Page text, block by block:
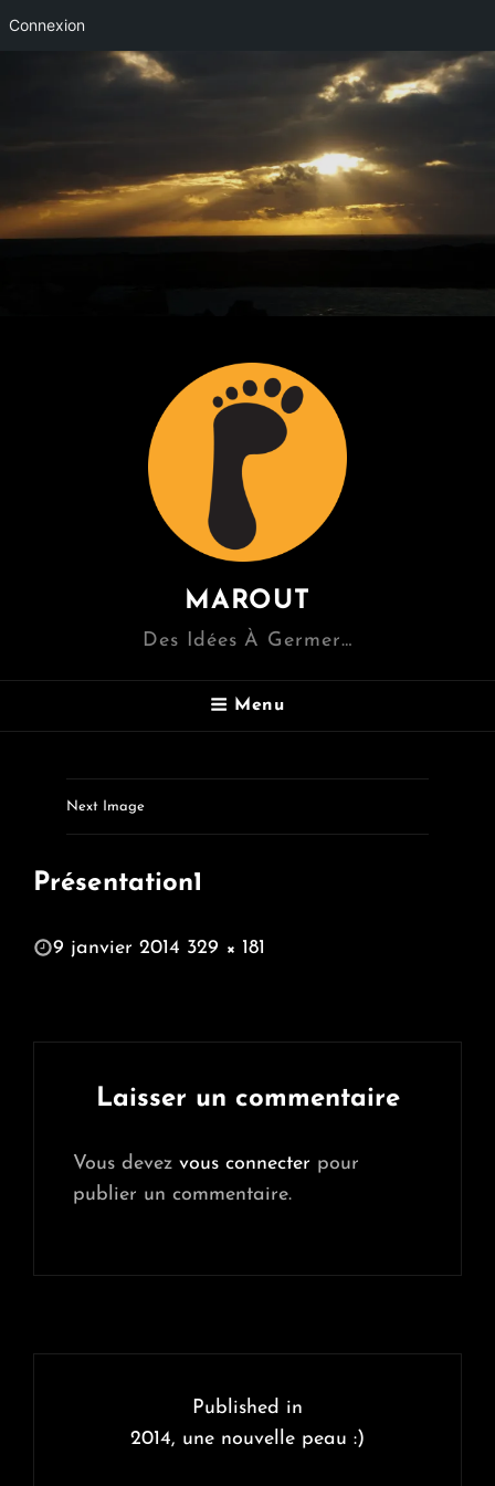
Connexion
MAROUT
Des Idées À Germer…
Menu
Next Image
Présentation1
POSTED
9 janvier 2014 329 × 181
Laisser un commentaire
Vous devez vous connecter pour
publier un commentaire.
l’article
Published in
2014, une nouvelle peau :)